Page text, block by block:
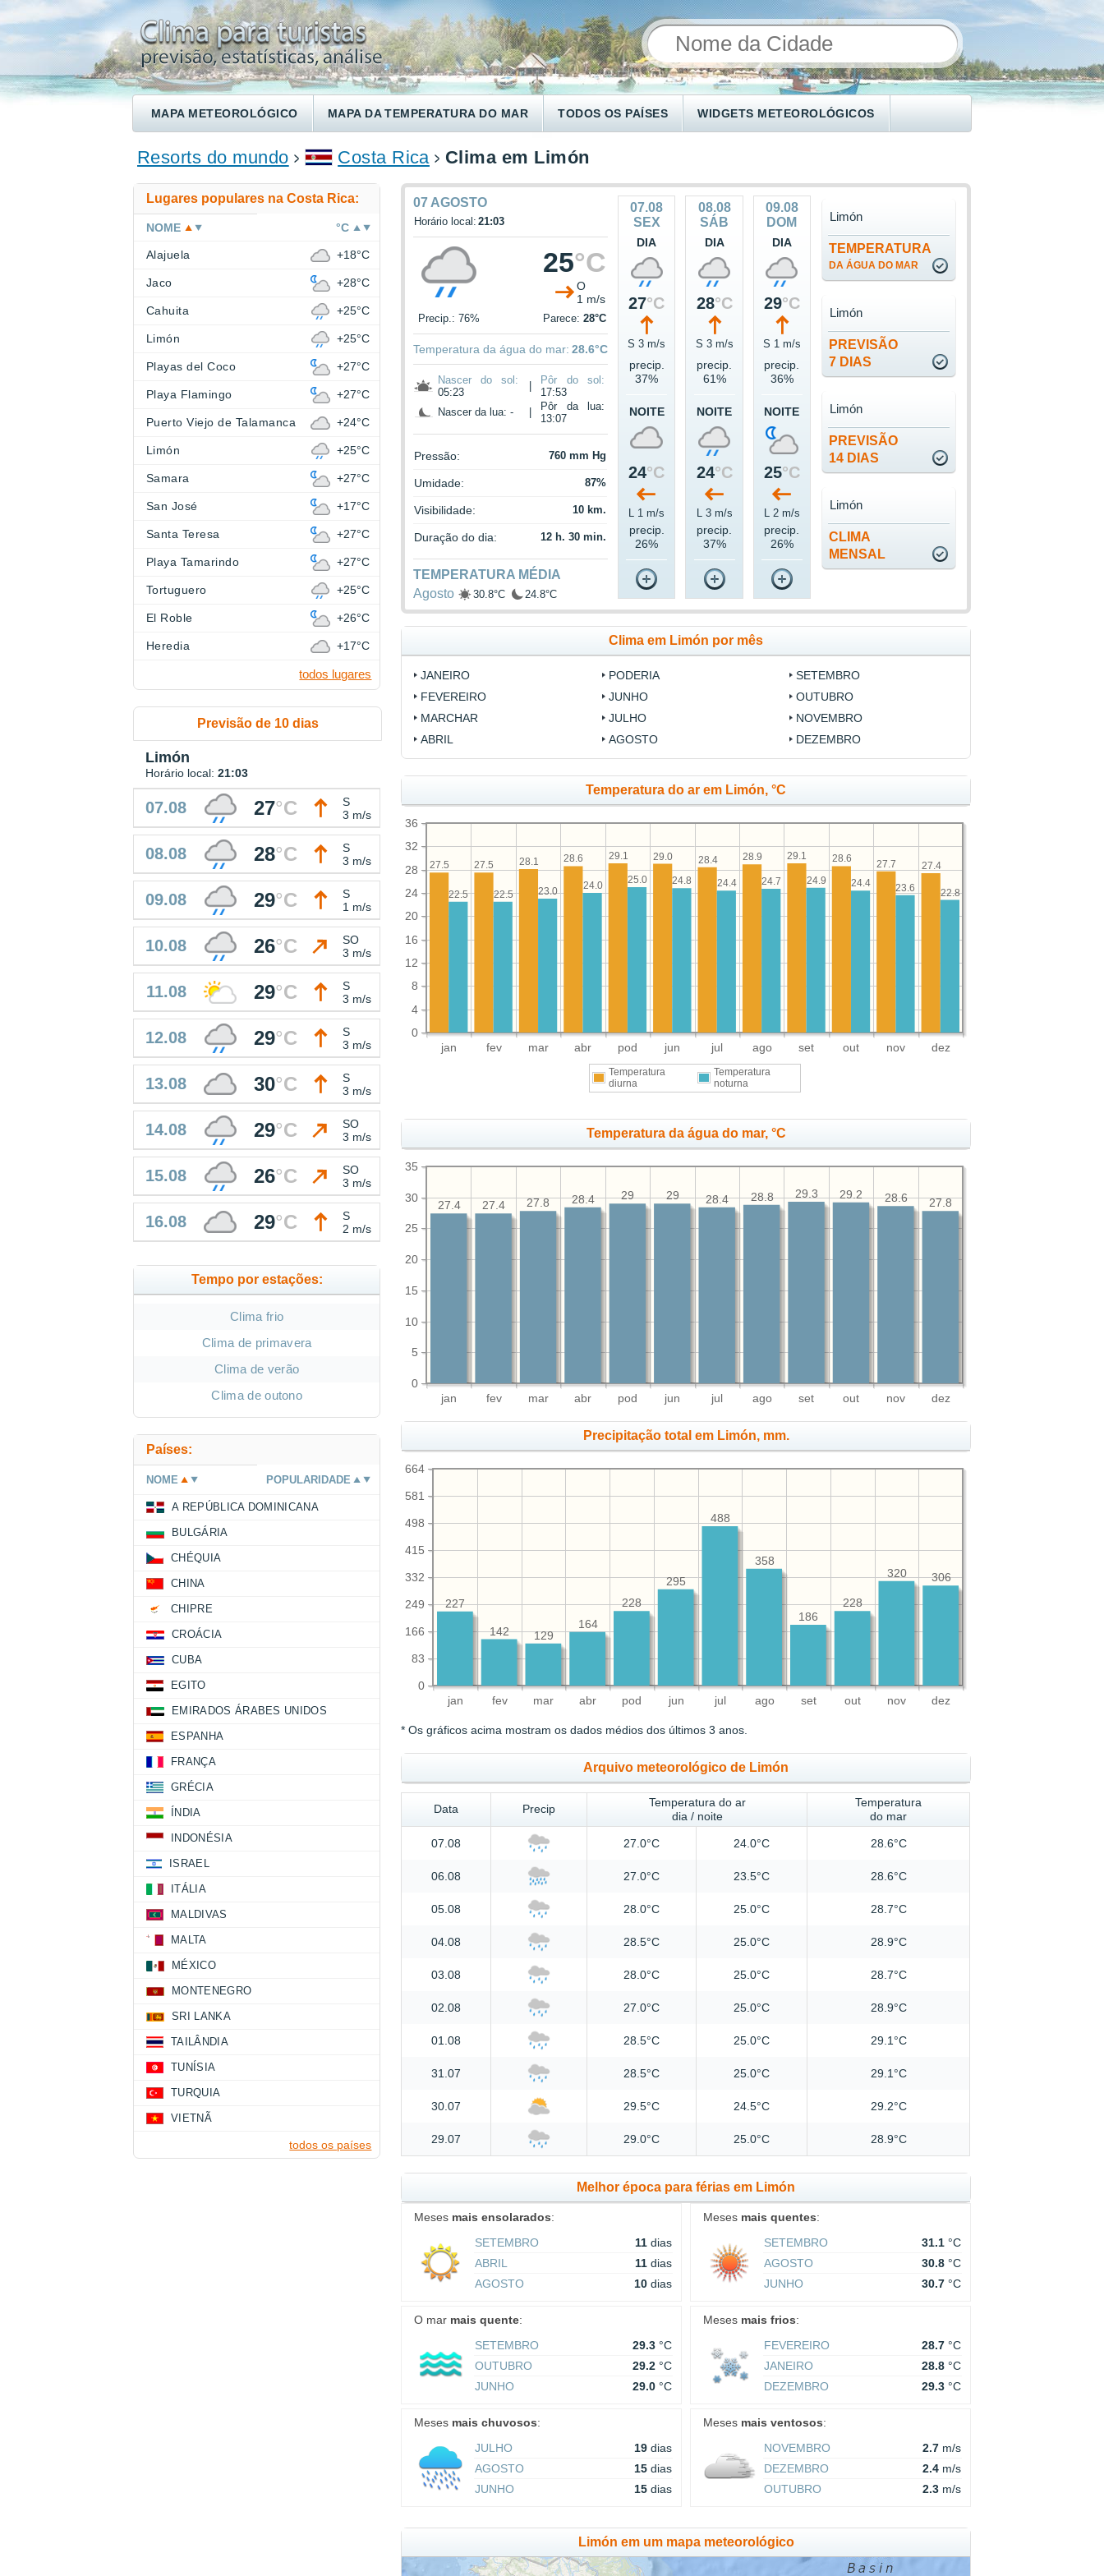
MAPA METEOROLÓGICO MAPA DA TEMPERATURA DO MAR TODOS OS PAÍSES WIDGETS METEOROLÓGICOS
ENCONTRE UM HOTEL
Resorts do mundo Costa Rica Clima em Limón
07 AGOSTO
Horário local: 21:03
25°C
O
1 m/s
Precip.: 76% Parece:28°C
Temperatura da água do mar: 28.6°C
Nascer do sol:
05:23
Pôr do sol:
17:53
Nascer da lua: -
Pôr da lua:
13:07
Pressão: 760 mm Hg
Umidade: 87%
Visibilidade: 10 km.
Duração do dia: 12 h. 30 min.
TEMPERATURA MÉDIA
Agosto
30.8°C 24.8°C
07.08
SEX
DIA
27°C
S 3 m/s
precip.
37%
NOITE
24°C
L 1 m/s
precip.
26%
08.08
SÁB
DIA
28°C
S 3 m/s
precip.
61%
NOITE
24°C
L 3 m/s
precip.
37%
09.08
DOM
DIA
29°C
S 1 m/s
precip.
36%
NOITE
25°C
L 2 m/s
precip.
26%
TEMPERATURA
DA ÁGUA DO MAR
Limón
PREVISÃO
7 DIAS
Limón
PREVISÃO
14 DIAS
Limón
CLIMA
MENSAL
Limón
Clima em Limón por mês
JANEIRO
FEVEREIRO
MARCHAR
ABRIL
PODERIA
JUNHO
JULHO
AGOSTO
SETEMBRO
OUTUBRO
NOVEMBRO
DEZEMBRO
Temperatura do ar em Limón, °C
jan fev mar abr pod jun jul ago set out nov dez
0
4
8
12
16
20
24
28
32
36
27.4
27.7
28.6
29.1
28.9
28.4
29.0
29.1
28.6
28.1
27.5
27.5
22.8
23.6
24.4
24.9
24.7
24.4
24.8
25.0
24.0
23.0
22.5
22.5
Temperatura
diurna
Temperatura
noturna
Temperatura da água do mar, °C
jan fev mar abr pod jun jul ago set out nov dez
0
5
10
15
20
25
30
35
27.8
28.6
29.2
29.3
28.8
28.4
29
29
28.4
27.8
27.4
27.4
Precipitação total em Limón, mm.
jan fev mar abr pod jun jul ago set out nov dez
0
83
166
249
332
415
498
581
664
306
320
228
186
358
488
295
228
164
129
142
227
* Os gráficos acima mostram os dados médios dos últimos 3 anos.
Arquivo meteorológico de Limón
Data Precip
Temperatura do ar
dia / noite
Temperatura
do mar
07.08 27.0°C 24.0°C 28.6°C
06.08 27.0°C 23.5°C 28.6°C
05.08 28.0°C 25.0°C 28.7°C
04.08 28.5°C 25.0°C 28.9°C
03.08 28.0°C 25.0°C 28.7°C
02.08 27.0°C 25.0°C 28.9°C
01.08 28.5°C 25.0°C 29.1°C
31.07 28.5°C 25.0°C 29.1°C
30.07 29.5°C 24.5°C 29.2°C
29.07 29.0°C 25.0°C 28.9°C
Melhor época para férias em Limón
Meses mais ensolarados:
SETEMBRO
11 dias
ABRIL
11 dias
AGOSTO
10 dias
Meses mais quentes:
SETEMBRO
31.1 °C
AGOSTO
30.8 °C
JUNHO
30.7 °C
O mar mais quente:
SETEMBRO
29.3 °C
OUTUBRO
29.2 °C
JUNHO
29.0 °C
Meses mais frios:
FEVEREIRO
28.7 °C
JANEIRO
28.8 °C
DEZEMBRO
29.3 °C
Meses mais chuvosos:
JULHO
19 dias
AGOSTO
15 dias
JUNHO
15 dias
Meses mais ventosos:
NOVEMBRO
2.7 m/s
DEZEMBRO
2.4 m/s
OUTUBRO
2.3 m/s
Limón em um mapa meteorológico
Lugares populares na Costa Rica:
NOME °C
Alajuela +18°C
Jaco +28°C
Cahuita +25°C
Limón +25°C
Playas del Coco +27°C
Playa Flamingo +27°C
Puerto Viejo de Talamanca +24°C
Limón +25°C
Samara +27°C
San José +17°C
Santa Teresa +27°C
Playa Tamarindo +27°C
Tortuguero +25°C
El Roble +26°C
Heredia +17°C
todos lugares
Previsão de 10 dias
Limón
Horário local: 21:03
07.08 27°C
S
3 m/s
08.08 28°C
S
3 m/s
09.08 29°C
S
1 m/s
10.08 26°C
SO
3 m/s
11.08 29°C
S
3 m/s
12.08 29°C
S
3 m/s
13.08 30°C
S
3 m/s
14.08 29°C
SO
3 m/s
15.08 26°C
SO
3 m/s
16.08 29°C
S
2 m/s
Tempo por estações:
Clima frio
Clima de primavera
Clima de verão
Clima de outono
Países:
NOME POPULARIDADE
A REPÚBLICA DOMINICANA
BULGÁRIA
CHÉQUIA
CHINA
CHIPRE
CROÁCIA
CUBA
EGITO
EMIRADOS ÁRABES UNIDOS
ESPANHA
FRANÇA
GRÉCIA
ÍNDIA
INDONÉSIA
ISRAEL
ITÁLIA
MALDIVAS
MALTA
MÉXICO
MONTENEGRO
SRI LANKA
TAILÂNDIA
TUNÍSIA
TURQUIA
VIETNÃ
todos os países